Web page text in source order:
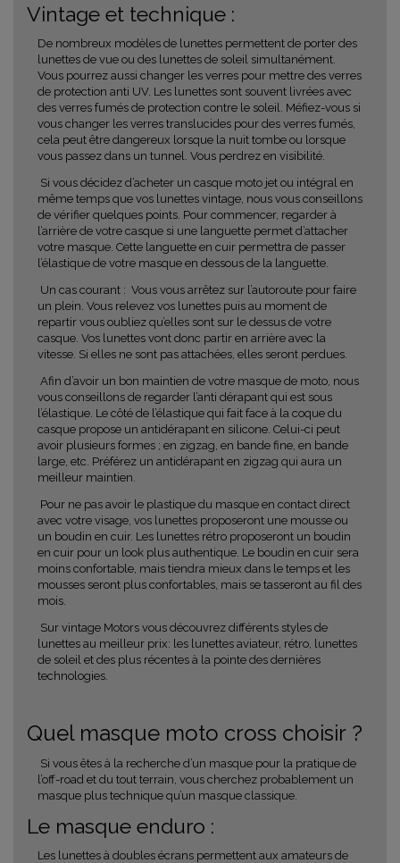
Vintage et technique :
De nombreux modèles de lunettes permettent de porter des
lunettes de vue ou des lunettes de soleil simultanément.
Vous pourrez aussi changer les verres pour mettre des verres
de protection anti UV. Les lunettes sont souvent livrées avec
des verres fumés de protection contre le soleil. Méfiez-vous si
vous changer les verres translucides pour des verres fumés,
cela peut être dangereux lorsque la nuit tombe ou lorsque
vous passez dans un tunnel. Vous perdrez en visibilité.
Si vous décidez d’acheter un casque moto jet ou intégral en
même temps que vos lunettes vintage, nous vous conseillons
de vérifier quelques points. Pour commencer, regarder à
l’arrière de votre casque si une languette permet d’attacher
votre masque. Cette languette en cuir permettra de passer
l’élastique de votre masque en dessous de la languette.
Un cas courant : Vous vous arrêtez sur l’autoroute pour faire
un plein. Vous relevez vos lunettes puis au moment de
repartir vous oubliez qu’elles sont sur le dessus de votre
casque. Vos lunettes vont donc partir en arrière avec la
vitesse. Si elles ne sont pas attachées, elles seront perdues.
Afin d’avoir un bon maintien de votre masque de moto, nous
vous conseillons de regarder l’anti dérapant qui est sous
l’élastique. Le côté de l’élastique qui fait face à la coque du
casque propose un antidérapant en silicone. Celui-ci peut
avoir plusieurs formes ; en zigzag, en bande fine, en bande
large, etc. Préférez un antidérapant en zigzag qui aura un
meilleur maintien.
Pour ne pas avoir le plastique du masque en contact direct
avec votre visage, vos lunettes proposeront une mousse ou
un boudin en cuir. Les lunettes rétro proposeront un boudin
en cuir pour un look plus authentique. Le boudin en cuir sera
moins confortable, mais tiendra mieux dans le temps et les
mousses seront plus confortables, mais se tasseront au fil des
mois.
Sur vintage Motors vous découvrez différents styles de
lunettes au meilleur prix: les lunettes aviateur, rétro, lunettes
de soleil et des plus récentes à la pointe des dernières
technologies.
Quel masque moto cross choisir ?
Si vous êtes à la recherche d’un masque pour la pratique de
l’off-road et du tout terrain, vous cherchez probablement un
masque plus technique qu’un masque classique.
Le masque enduro :
Les lunettes à doubles écrans permettent aux amateurs de